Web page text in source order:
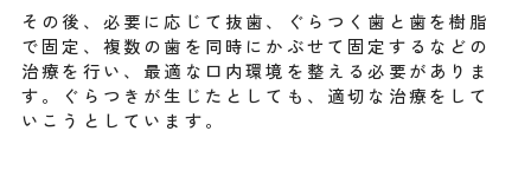
その後、必要に応じて抜歯、ぐらつく歯と歯を樹脂
で固定、複数の歯を同時にかぶせて固定するなどの
治療を行い、最適な口内環境を整える必要がありま
す。ぐらつきが生じたとしても、適切な治療をして
いこうとしています。